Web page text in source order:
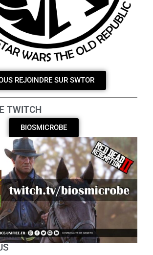
REJOINDRE SUR SWTOR
TWITCH
BIOSMICROBE